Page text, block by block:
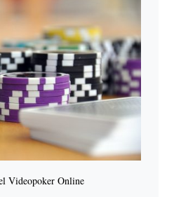
Videopoker Online